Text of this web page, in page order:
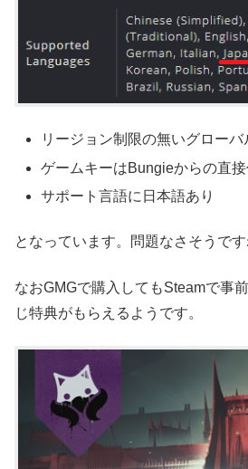
リージョン制限の無いグロー
ゲームキーはBungieからの直
サポート言語に日本語あり
となっています。問題なさそうです
なおGMGで購入してもSteamで事
じ特典がもらえるようです。